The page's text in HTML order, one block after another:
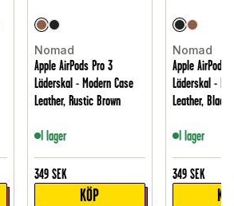
Nomad
Apple AirPods Pro 3
Läderskal - Modern Case
Leather, Rustic Brown
I lager
349 SEK
KÖP
Nomad
Apple AirPods
Läderskal -
Leather, Black
I lager
349 SEK